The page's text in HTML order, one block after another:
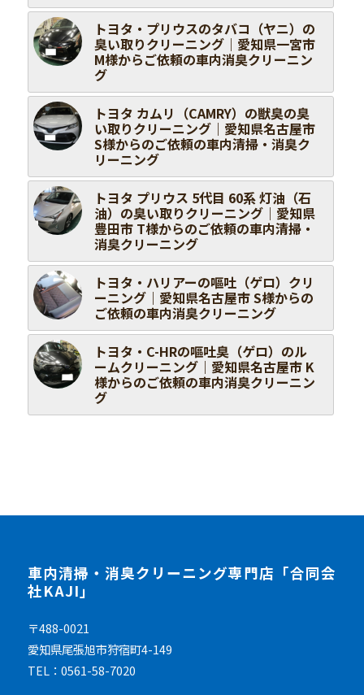
トヨタ・プリウスのタバコ（ヤニ）の
臭い取りクリーニング｜愛知県一宮市
M様からご依頼の車内消臭クリーニン
グ
トヨタ カムリ（CAMRY）の獣臭の臭
い取りクリーニング｜愛知県名古屋市
S様からのご依頼の車内清掃・消臭ク
リーニング
トヨタ プリウス 5代目 60系 灯油（石
油）の臭い取りクリーニング｜愛知県
豊田市 T様からのご依頼の車内清掃・
消臭クリーニング
トヨタ・ハリアーの嘔吐（ゲロ）クリ
ーニング｜愛知県名古屋市 S様からの
ご依頼の車内消臭クリーニング
トヨタ・C-HRの嘔吐臭（ゲロ）のル
ームクリーニング｜愛知県名古屋市 K
様からのご依頼の車内消臭クリーニン
グ
車内清掃・消臭クリーニング専門店「合同会
社KAJI」
〒488-0021
愛知県尾張旭市狩宿町4-149
TEL：0561-58-7020